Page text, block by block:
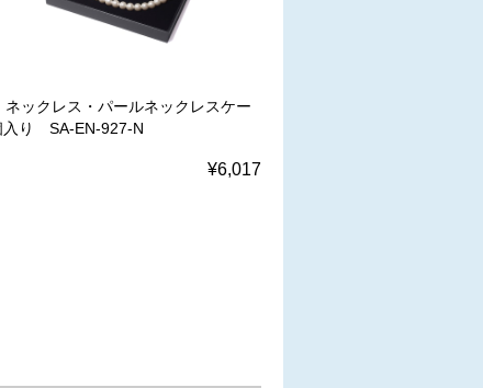
ネックレス・パールネックレスケー
り SA-EN-927-N
¥6,017